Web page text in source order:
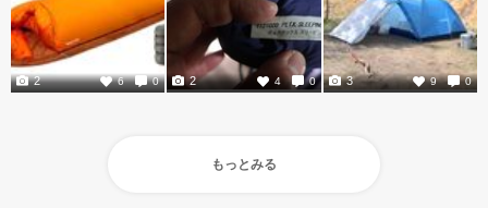
6 0
2 4 0
2 9 0
3
もっとみる